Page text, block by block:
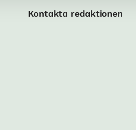
Kontakta redaktionen